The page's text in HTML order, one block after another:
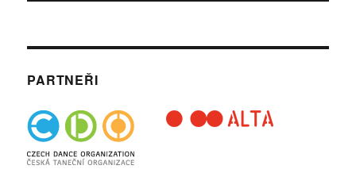
PARTNEŘI